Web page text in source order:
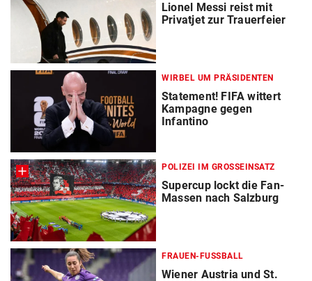
Lionel Messi reist mit
Privatjet zur Trauerfeier
WIRBEL UM PRÄSIDENTEN
Statement! FIFA wittert
Kampagne gegen
Infantino
POLIZEI IM GROSSEINSATZ
Supercup lockt die Fan-
Massen nach Salzburg
FRAUEN-FUSSBALL
Wiener Austria und St.